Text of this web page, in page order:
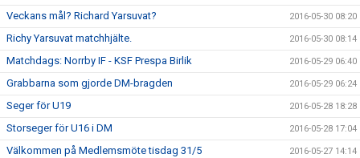
Veckans mål? Richard Yarsuvat? 2016-05-30 08:20
Richy Yarsuvat matchhjälte. 2016-05-30 08:14
Matchdags: Norrby IF - KSF Prespa Birlik 2016-05-29 06:40
Grabbarna som gjorde DM-bragden 2016-05-29 06:24
Seger för U19 2016-05-28 18:28
Storseger för U16 i DM 2016-05-28 17:04
Välkommen på Medlemsmöte tisdag 31/5 2016-05-27 14:14